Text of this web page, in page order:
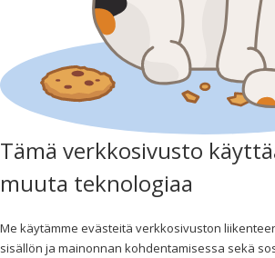
Tämä verkkosivusto
muuta teknologiaa
Me käytämme evästeitä verkkosivuston
sisällön ja mainonnan kohdentamisessa sekä